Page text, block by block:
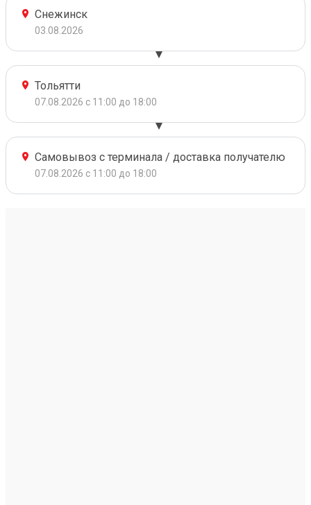
Снежинск
03.08.2026
Тольятти
07.08.2026 с 11:00 до 18:00
Самовывоз с терминала / доставка получателю
07.08.2026 с 11:00 до 18:00